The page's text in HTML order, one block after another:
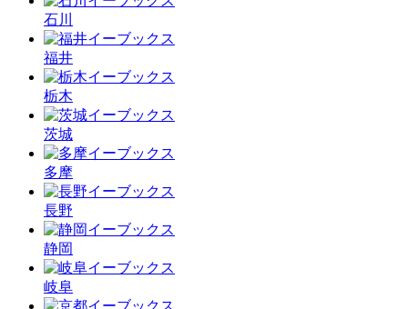
石川
福井
栃木
茨城
多摩
長野
静岡
岐阜